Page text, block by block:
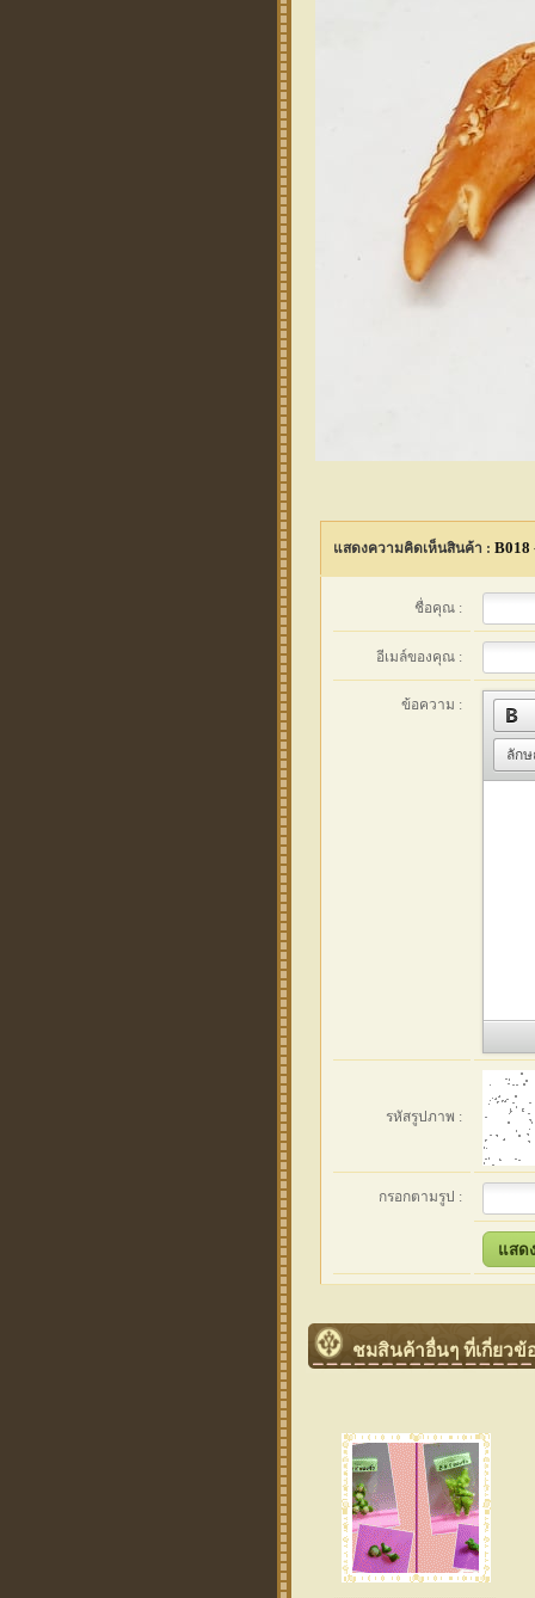
แสดงความคิดเห็นสินค้า :
ชื่อคุณ :
อีเมล์ของคุณ :
ข้อความ :
ลัก
รหัสรูปภาพ :
กรอกตามรูป :
ชมสินค้าอื่นๆ ที่เกี่ยวข้